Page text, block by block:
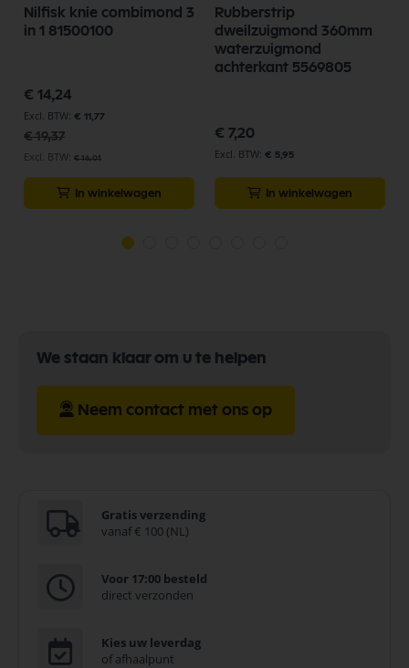
Nilfisk knie combimond 3
in 1 81500100
Speciale
prijs
€ 14,24
€ 11,77
€ 19,37
€ 16,01
In winkelwagen
Rubberstrip
dweilzuigmond 360mm
waterzuigmond
achterkant 5569805
€ 7,20
€ 5,95
In winkelwagen
We staan klaar om u te helpen
Neem contact met ons op
Gratis verzending
vanaf € 100 (NL)
Voor 17:00 besteld
direct verzonden
Kies uw leverdag
of afhaalpunt